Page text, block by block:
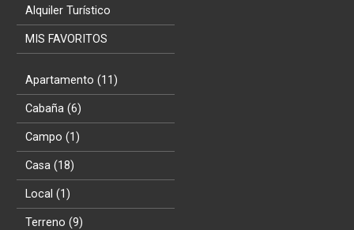
Alquiler Turístico
MIS FAVORITOS
Apartamento (11)
Cabaña (6)
Campo (1)
Casa (18)
Local (1)
Terreno (9)